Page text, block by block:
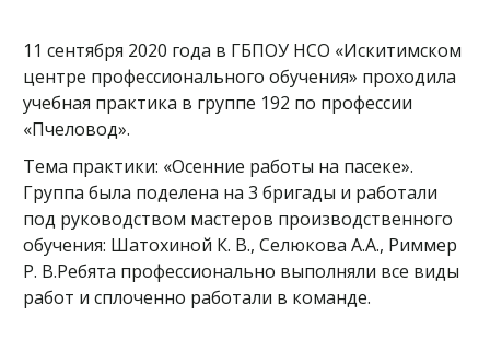
11 сентября 2020 года в ГБПОУ НСО «Искитимском
центре профессионального обучения» проходила
учебная практика в группе 192 по профессии
«Пчеловод».
Тема практики: «Осенние работы на пасеке».
Группа была поделена на 3 бригады и работали
под руководством мастеров производственного
обучения: Шатохиной К. В., Селюкова А.А., Риммер
Р. В.Ребята профессионально выполняли все виды
работ и сплоченно работали в команде.